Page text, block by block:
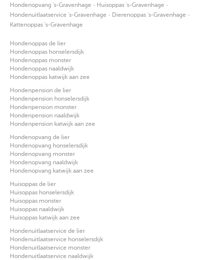
Hondenopvang 's-Gravenhage · Huisoppas 's-Gravenhage ·
Hondenuitlaatservice 's-Gravenhage · Dierenoppas 's-Gravenhage ·
Kattenoppas 's-Gravenhage
Hondenoppas de lier
Hondenoppas honselersdijk
Hondenoppas monster
Hondenoppas naaldwijk
Hondenoppas katwijk aan zee
Hondenpension de lier
Hondenpension honselersdijk
Hondenpension monster
Hondenpension naaldwijk
Hondenpension katwijk aan zee
Hondenopvang de lier
Hondenopvang honselersdijk
Hondenopvang monster
Hondenopvang naaldwijk
Hondenopvang katwijk aan zee
Huisoppas de lier
Huisoppas honselersdijk
Huisoppas monster
Huisoppas naaldwijk
Huisoppas katwijk aan zee
Hondenuitlaatservice de lier
Hondenuitlaatservice honselersdijk
Hondenuitlaatservice monster
Hondenuitlaatservice naaldwijk